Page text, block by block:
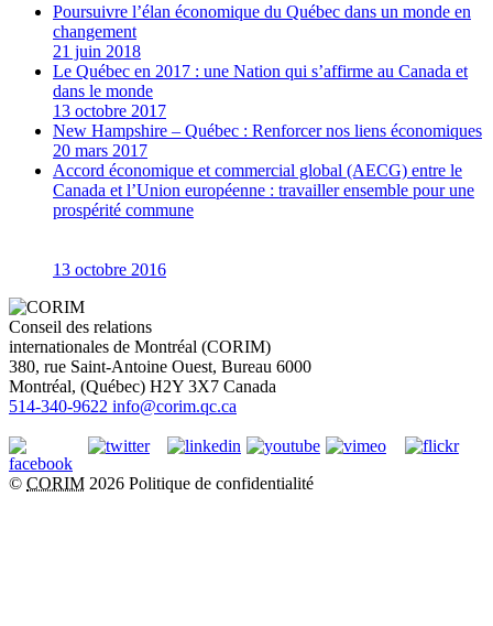
Poursuivre l’élan économique du Québec dans un monde en
changement
21 juin 2018
Le Québec en 2017 : une Nation qui s’affirme au Canada et
dans le monde
13 octobre 2017
New Hampshire – Québec : Renforcer nos liens économiques
20 mars 2017
Accord économique et commercial global (AECG) entre le
Canada et l’Union européenne : travailler ensemble pour une
prospérité commune
13 octobre 2016
Conseil des relations
internationales de Montréal (CORIM)
380, rue Saint-Antoine Ouest, Bureau 6000
Montréal, (Québec) H2Y 3X7 Canada
514-340-9622 info@corim.qc.ca
© CORIM 2026 Politique de confidentialité